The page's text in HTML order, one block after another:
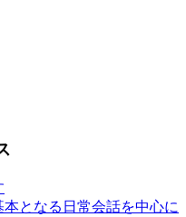
となる日常会話を中心に